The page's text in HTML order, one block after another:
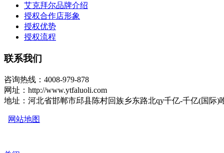
艾克拜尔品牌介绍
授权合作店形象
授权优势
授权流程
联系我们
咨询热线：4008-979-878
网址：http://www.ytfaluoli.com
地址：河北省邯郸市邱县陈村回族乡东路北qy千亿-千亿(国际)
网站地图